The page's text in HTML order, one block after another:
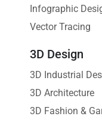
Infographic
Vector Tracing
3D Design
3D Industrial
3D Architecture
3D Fashion &